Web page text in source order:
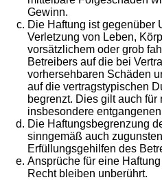
Gewinn.
Die Haftung ist gegenüber
Verletzung von Leben,
vorsätzlichem oder grob
Betreibers auf die bei
vorhersehbaren Schäden
auf die vertragstypischen
begrenzt. Dies gilt auch für
insbesondere
Die Haftungsbegrenzung
sinngemäß auch
Erfüllungsgehilfen des
Ansprüche für eine
Recht bleiben unberührt.